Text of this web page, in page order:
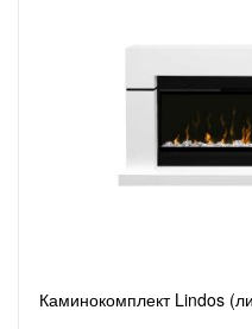
Каминокомплект Lindos